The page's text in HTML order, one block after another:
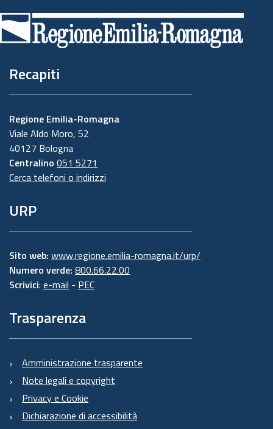
di
pagina
Recapiti
Regione Emilia-Romagna
Viale Aldo Moro, 52
40127 Bologna
Centralino 051 5271
Cerca telefoni o indirizzi
URP
Sito web: www.regione.emilia-romagna.it/urp/
Numero verde: 800.66.22.00
Scrivici: e-mail - PEC
Trasparenza
Amministrazione trasparente
Note legali e copyright
Privacy e Cookie
Dichiarazione di accessibilità